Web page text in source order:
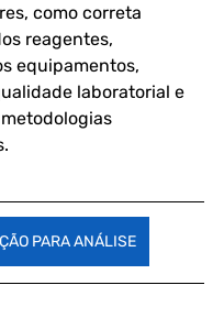
como correta
reagentes,
equipamentos,
laboratorial e
PARA ANÁLISE